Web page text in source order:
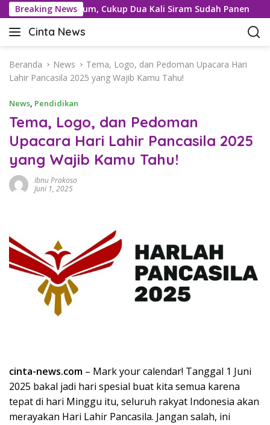
a
Breaking News
Sorgum, Cukup Dua Kali Siram Sudah Panen
Cinta News
C
n
t
N
e
w
s
–
a
e
k
n
u
h
n
Beranda News
Tema, Logo, dan Pedoman Upacara Hari
Lahir Pancasila 2025 yang Wajib Kamu Tahu!
News, Pendidikan
Tema, Logo, dan Pedoman
Upacara Hari Lahir Pancasila 2025
yang Wajib Kamu Tahu!
Ibnu Prakoso
Juni 1, 2025
cinta-news.com – Mark your calendar! Tanggal 1 Juni
2025 bakal jadi hari spesial buat kita semua karena
tepat di hari Minggu itu, seluruh rakyat Indonesia akan
merayakan Hari Lahir Pancasila. Jangan salah, ini